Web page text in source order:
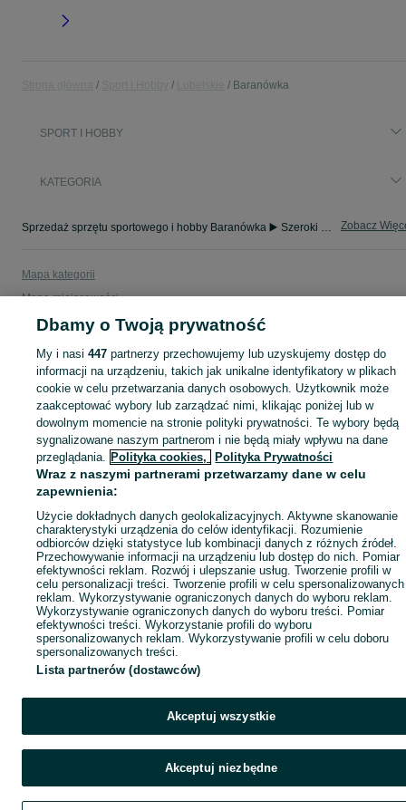
Baranówka
SPORT I HOBBY
KATEGORIA
Sprzedaż sprzętu sportowego i hobby Baranówka ▶️ Szeroki wybór produktów ✅ Nowe i używane w atrakcyjnych cenach ✌ Sprawdź ogłoszenia na OLX.pl! Zobacz
Mapa kategorii
Mapa miejscowości
Mapa ministron
Dbamy o Twoją prywatność
My i nasi447 partnerzy przechowujemy lub uzyskujemy dostęp do
informacji na urządzeniu, takich jak unikalne identyfikatory w plikach
cookie w celu przetwarzania danych osobowych. Użytkownik może
zaakceptować wybory lub zarządzać nimi, klikając poniżej lub w
dowolnym momencie na stronie polityki prywatności. Te wybory będą
sygnalizowane naszym partnerom i nie będą miały wpływu na dane
przeglądania. Polityka cookies, Polityka Prywatności
Wraz z naszymi partnerami przetwarzamy dane w celu
zapewnienia:
Użycie dokładnych danych geolokalizacyjnych. Aktywne skanowanie
charakterystyki urządzenia do celów identyfikacji. Rozumienie
odbiorców dzięki statystyce lub kombinacji danych z różnych źródeł.
Przechowywanie informacji na urządzeniu lub dostęp do nich. Pomiar
efektywności reklam. Rozwój i ulepszanie usług. Tworzenie profili w
celu personalizacji treści. Tworzenie profili w celu spersonalizowanych
reklam. Wykorzystywanie ograniczonych danych do wyboru reklam.
Wykorzystywanie ograniczonych danych do wyboru treści. Pomiar
efektywności treści. Wykorzystanie profili do wyboru
spersonalizowanych reklam. Wykorzystywanie profili w celu doboru
spersonalizowanych treści.
Lista partnerów (dostawców)
Akceptuj wszystkie
Akceptuj niezbędne